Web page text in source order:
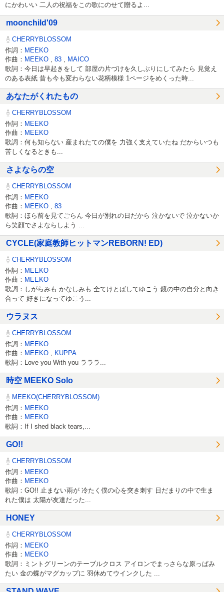
にかわいい 二人の祝福をこの歌にのせて贈るよ...
moonchild'09
CHERRYBLOSSOM
作詞： MEEKO
作曲： MEEKO 83 MAICO
歌詞：今日は早起きをして 部屋の片づけを久しぶりにしてみたら 見覚え
のある表紙 昔も今も変わらない花柄模様 1ページをめくった時...
あなたがくれたもの
CHERRYBLOSSOM
作詞： MEEKO
作曲： MEEKO
歌詞：何も知らない 産まれたての僕を 力強く支えていたね だからいつも
苦しくなるときも...
さよならの空
CHERRYBLOSSOM
作詞： MEEKO
作曲： MEEKO 83
歌詞：ほら前を見てごらん 今日が別れの日だから 泣かないで 泣かないか
ら笑顔でさよならしよう ...
CYCLE(家庭教師ヒットマンREBORN! ED)
CHERRYBLOSSOM
作詞： MEEKO
作曲： MEEKO
歌詞：しがらみも かなしみも 全てけとばしてゆこう 鏡の中の自分と向き
合って 好きになってゆこう...
ウラヌス
CHERRYBLOSSOM
作詞： MEEKO
作曲： MEEKO KUPPA
歌詞：Love you With you ラララ...
時空 MEEKO Solo
MEEKO(CHERRYBLOSSOM)
作詞： MEEKO
作曲： MEEKO
歌詞：If I shed black tears,...
GO!!
CHERRYBLOSSOM
作詞： MEEKO
作曲： MEEKO
歌詞：GO!! 止まない雨が 冷たく僕の心を突き刺す 日だまりの中で生ま
れた僕は 太陽が友達だった...
HONEY
CHERRYBLOSSOM
作詞： MEEKO
作曲： MEEKO
歌詞：ミントグリーンのテーブルクロス アイロンでまっさらな原っぱみ
たい 金の蝶がマグカップに 羽休めてウインクした ...